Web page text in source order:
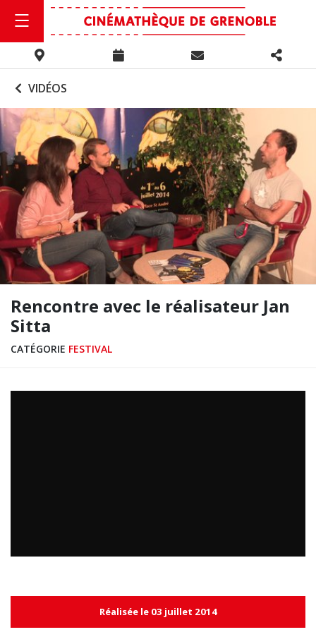
VIDÉOS
Rencontre avec le réalisateur Jan
Sitta
CATÉGORIE FESTIVAL
Réalisée le 03 juillet 2014